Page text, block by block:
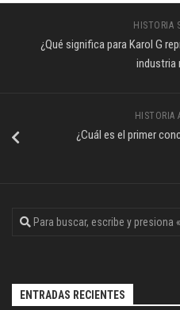
HISTORIA
¿Qué significa para Karol G
industria
HISTORIA
¿Cuál es el primer
ENTRADAS RECIENTES